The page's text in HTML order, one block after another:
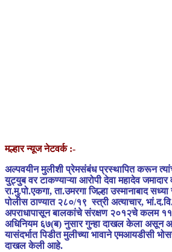
मल्हार न्यूज नेटवर्क :-
अल्पवयीन मुलीशी प्रेमसंबंध प्रस्थापित करून
युट्युब वर टाकण्याऱ्या आरोपी देवा महादेव जमादार
रा.मु.पो.एकगा, ता.उमरगा जिल्हा उस्मानाबाद सध्या
पोलीस ठाण्यात २८०/१९ स्त्री अत्याचार,
अपराधापासून बालकांचे संरक्षण २०१२चे कलम
अधिनियम ६७(ब) नुसार गुन्हा दाखल केला असून
यासंदर्भात पिडीत मुलीच्या भावाने एमआयडीसी
दाखल केली आहे.